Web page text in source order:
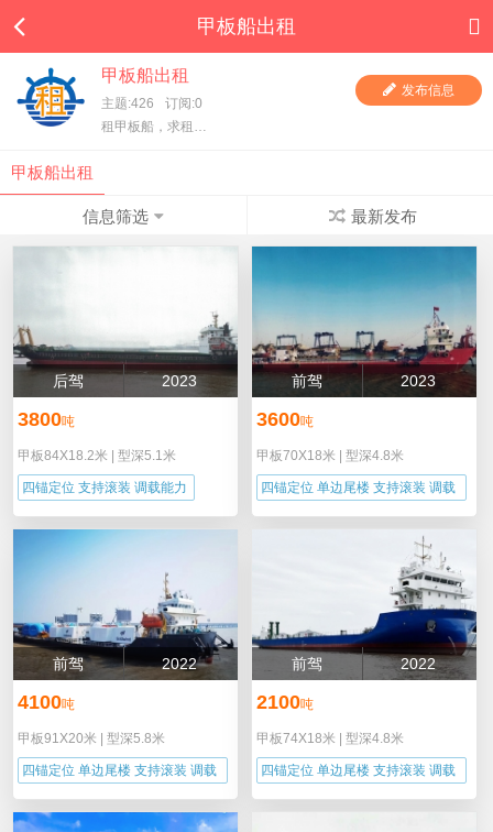
甲板船出租
甲板船出租
主题:426
订阅:0
租甲板船，求租甲板船，一手甲板船东直租，项目方求租，甲板船东、货主都在这里，快进来看看吧！
发布信息
甲板船出租
信息筛选 最新发布
后驾 2023
3800吨
甲板84X18.2米 型深5.1米
四锚定位 支持滚装 调载能力
前驾 2023
3600吨
甲板70X18米 型深4.8米
四锚定位 单边尾楼 支持滚装 调载
前驾 2022
4100吨
甲板91X20米 型深5.8米
四锚定位 单边尾楼 支持滚装 调载
前驾 2022
2100吨
甲板74X18米 型深4.8米
四锚定位 单边尾楼 支持滚装 调载